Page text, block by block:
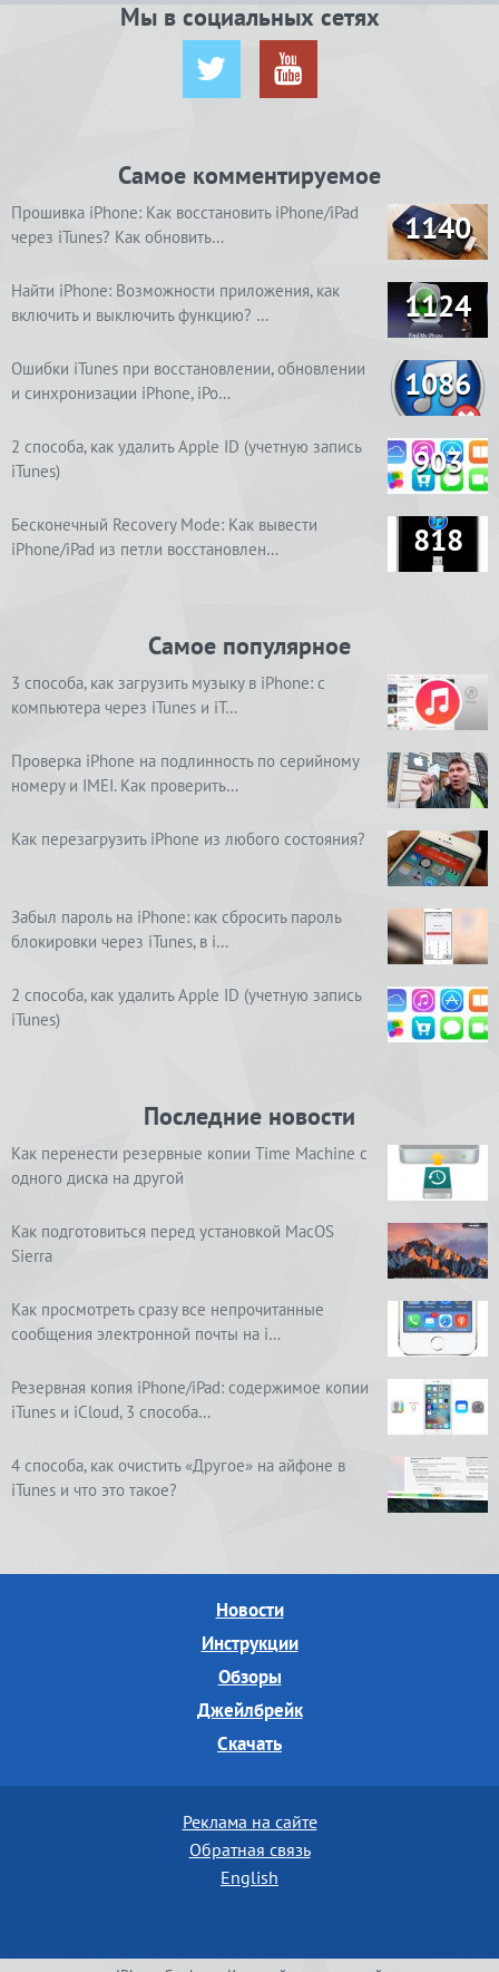
Мы в социальных сетях
Самое комментируемое
Прошивка iPhone: Как восстановить iPhone/iPad
через iTunes? Как обновить…
1140
Найти iPhone: Возможности приложения, как
включить и выключить функцию? …
1124
Ошибки iTunes при восстановлении, обновлении
и синхронизации iPhone, iPo…
1086
2 способа, как удалить Apple ID (учетную запись
iTunes)
903
Бесконечный Recovery Mode: Как вывести
iPhone/iPad из петли восстановлен…
818
Самое популярное
3 способа, как загрузить музыку в iPhone: с
компьютера через iTunes и iT…
Проверка iPhone на подлинность по серийному
номеру и IMEI. Как проверить…
Как перезагрузить iPhone из любого состояния?
Забыл пароль на iPhone: как сбросить пароль
блокировки через iTunes, в i…
2 способа, как удалить Apple ID (учетную запись
iTunes)
Последние новости
Как перенести резервные копии Time Machine с
одного диска на другой
Как подготовиться перед установкой MacOS
Sierra
Как просмотреть сразу все непрочитанные
сообщения электронной почты на i…
Резервная копия iPhone/iPad: содержимое копии
iTunes и iCloud, 3 способа…
4 способа, как очистить «Другое» на айфоне в
iTunes и что это такое?
Новости
Инструкции
Обзоры
Джейлбрейк
Скачать
Реклама на сайте
Обратная связь
English